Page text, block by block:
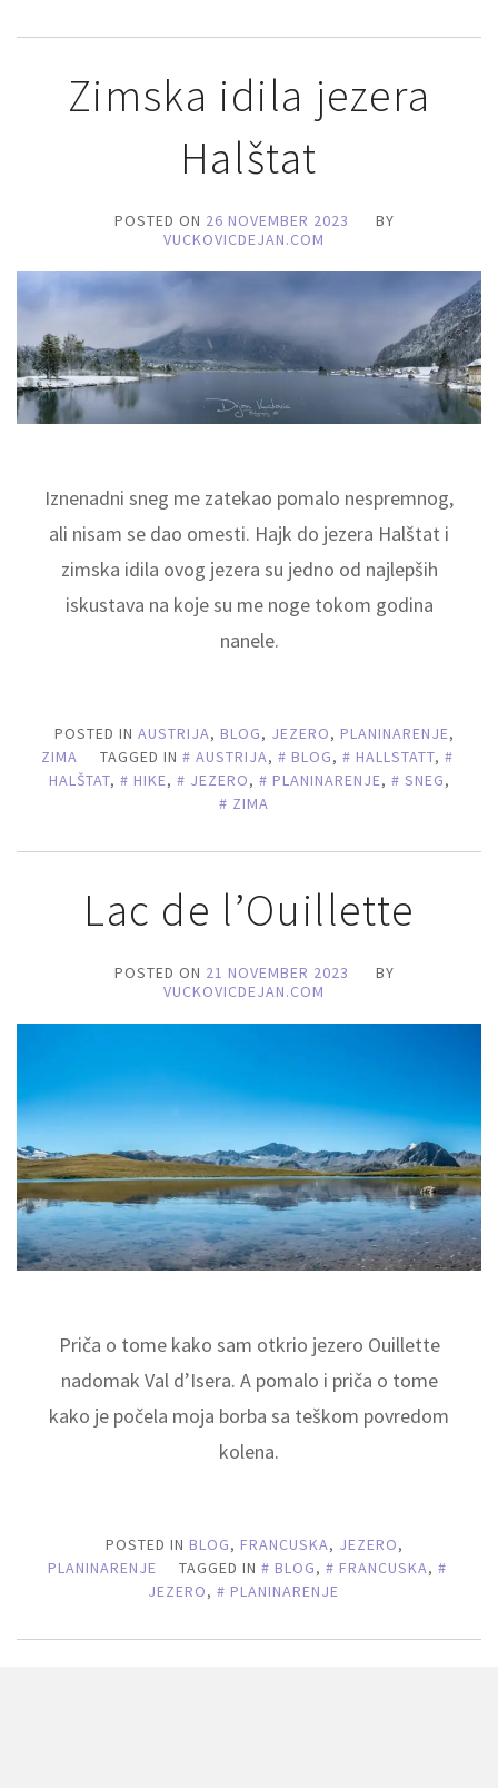
Zimska idila jezera
Halštat
POSTED ON 26 NOVEMBER 2023
BY
VUCKOVICDEJAN.COM
Iznenadni sneg me zatekao pomalo nespremnog,
ali nisam se dao omesti. Hajk do jezera Halštat i
zimska idila ovog jezera su jedno od najlepših
iskustava na koje su me noge tokom godina
nanele.
POSTED IN AUSTRIJA, BLOG, JEZERO, PLANINARENJE,
ZIMA
TAGGED IN AUSTRIJA, BLOG, HALLSTATT,
HALŠTAT, HIKE, JEZERO, PLANINARENJE, SNEG,
ZIMA
Lac de l’Ouillette
POSTED ON 21 NOVEMBER 2023
BY
VUCKOVICDEJAN.COM
Priča o tome kako sam otkrio jezero Ouillette
nadomak Val d’Isera. A pomalo i priča o tome
kako je počela moja borba sa teškom povredom
kolena.
POSTED IN BLOG, FRANCUSKA, JEZERO,
PLANINARENJE
TAGGED IN BLOG, FRANCUSKA,
JEZERO, PLANINARENJE